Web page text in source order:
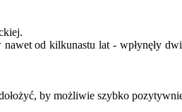
od kilkunastu lat - wpłynęły
by możliwie szybko